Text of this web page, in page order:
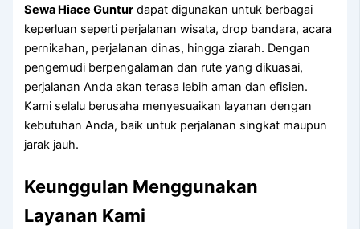
Sewa Hiace Guntur dapat digunakan untuk berbagai
keperluan seperti perjalanan wisata, drop bandara, acara
pernikahan, perjalanan dinas, hingga ziarah. Dengan
pengemudi berpengalaman dan rute yang dikuasai,
perjalanan Anda akan terasa lebih aman dan efisien.
Kami selalu berusaha menyesuaikan layanan dengan
kebutuhan Anda, baik untuk perjalanan singkat maupun
jarak jauh.
Keunggulan Menggunakan
Layanan Kami